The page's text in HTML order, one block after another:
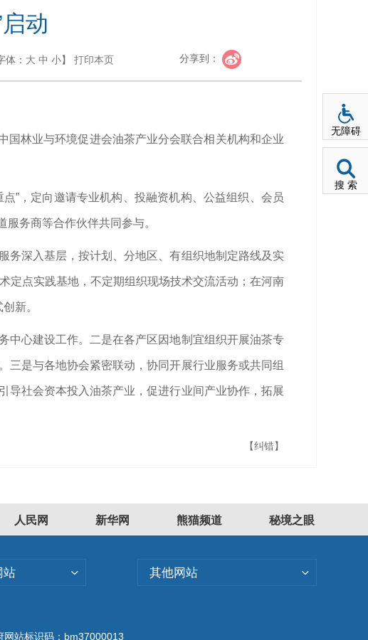
动
体： 大 中 小】 打印本页 分享到：
国林业与环境促进会油茶产业分会联合相关机构和企业
”，定向邀请专业机构、投融资机构、公益组织、会员
务商等合作伙伴共同参与。
务深入基层，按计划、分地区、有组织地制定路线及实
定点实践基地，不定期组织现场技术交流活动；在河南
新。
中心建设工作。二是在各产区因地制宜组织开展油茶专
三是与各地协会紧密联动，协同开展行业服务或共同组
导社会资本投入油茶产业，促进行业间产业协作，拓展
【纠错】
人民网 新华网 熊猫频道 秘境之眼
站 其他网站
网站标识码：bm37000013
无障碍
搜 索